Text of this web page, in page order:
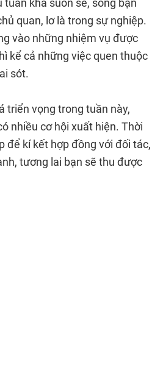
tuần khá suôn sẻ, song bạn
quan, lơ là trong sự nghiệp.
vào những nhiệm vụ được
kể cả những việc quen thuộc
sót.
triển vọng trong tuần này,
nhiều cơ hội xuất hiện. Thời
để kí kết hợp đồng với đối tác,
tương lai bạn sẽ thu được